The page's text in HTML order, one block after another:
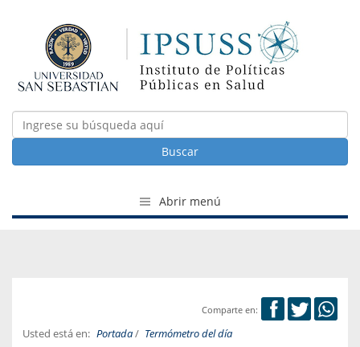
Buscar
Abrir menú
Comparte en:
Usted está en: Portada/ Termómetro del día